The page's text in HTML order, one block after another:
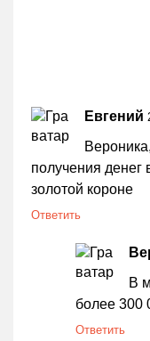
Евгений
получения денег
золотой короне
Ответить
В
более 300
Ответить